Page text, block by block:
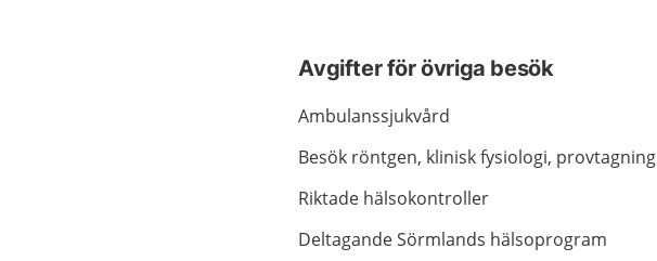
Avgifter för övriga besök
Ambulanssjukvård
Besök röntgen, klinisk fysiologi, provtagning
Riktade hälsokontroller
Deltagande Sörmlands hälsoprogram